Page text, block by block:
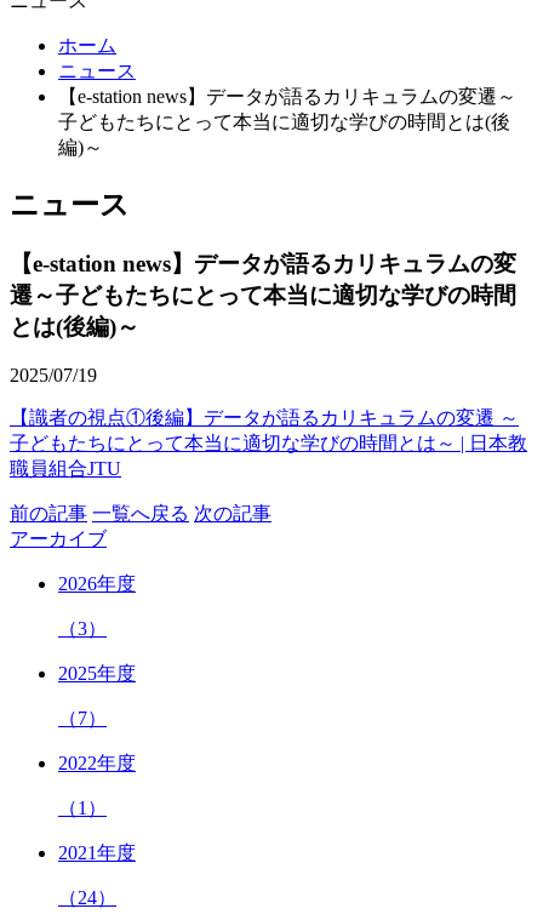
ホーム
ニュース
【e-station news】データが語るカリキュラムの変遷～
子どもたちにとって本当に適切な学びの時間とは(後
編)～
ニュース
【e-station news】データが語るカリキュラムの変
遷～子どもたちにとって本当に適切な学びの時間
とは(後編)～
2025/07/19
【識者の視点①後編】データが語るカリキュラムの変遷 ～
子どもたちにとって本当に適切な学びの時間とは～ | 日本教
職員組合JTU
前の記事 一覧へ戻る 次の記事
アーカイブ
2026年度
（3）
2025年度
（7）
2022年度
（1）
2021年度
（24）